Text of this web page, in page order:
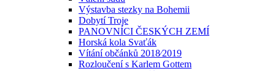
Výstavba stezky na Bohemii
Dobytí Troje
PANOVNÍCI ČESKÝCH ZEMÍ
Horská kola Svaťák
Vítání občánků 2018⁄2019
Rozloučení s Karlem Gottem